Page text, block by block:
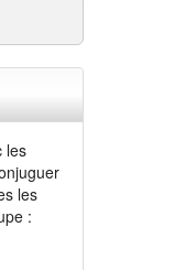
les
les
: